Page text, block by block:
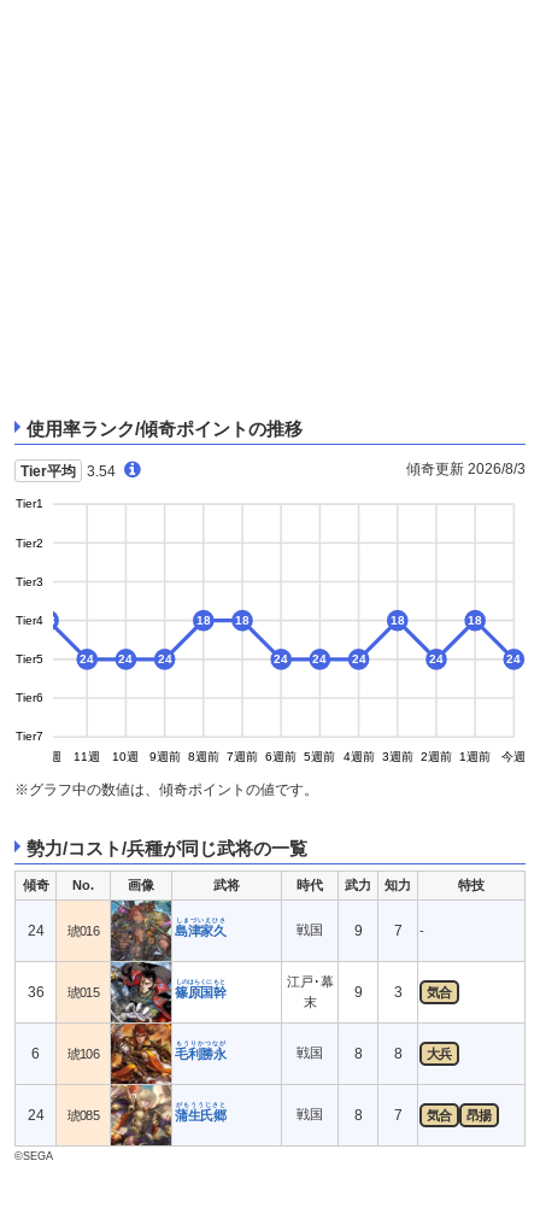
使用率ランク/傾奇ポイントの推移
Tier平均 3.54 傾奇更新 2026/8/3
Tier1
Tier2
Tier3
Tier4
Tier5
Tier6
Tier7
12週 11週 10週 9週前 8週前 7週前 6週前 5週前 4週前 3週前 2週前 1週前 今週
24
18
24 24 24
18 18
24 24 24
18
24
18
24
※グラフ中の数値は、傾奇ポイントの値です。
勢力/コスト/兵種が同じ武将の一覧
傾奇 No. 画像 武将 時代 武力 知力 特技
24 琥016 島津家久
しまづいえひさ
戦国 9 7 -
36 琥015 篠原国幹
しのはらくにもと
江戸･幕
末
9 3 気合
6 琥106 毛利勝永
もうりかつなが
戦国 8 8 大兵
24 琥085 蒲生氏郷
がもううじさと
戦国 8 7 気合 昂揚
©SEGA